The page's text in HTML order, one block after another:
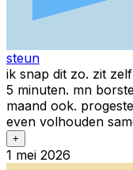
steun
ik snap dit zo. zit
5 minuten. mn
maand ook.
even volhouden
+
1 mei 2026